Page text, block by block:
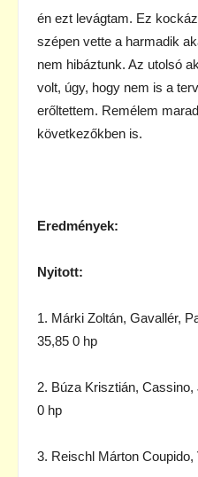
én ezt levágtam. Ez
szépen vette a harmadik
nem hibáztunk. Az utolsó
volt, úgy, hogy nem is a
erőltettem. Remélem
következőkben is.
Eredmények:
Nyitott:
1. Márki Zoltán, Gavallér,
35,85 0 hp
2. Búza Krisztián,
0 hp
3. Reischl Márton